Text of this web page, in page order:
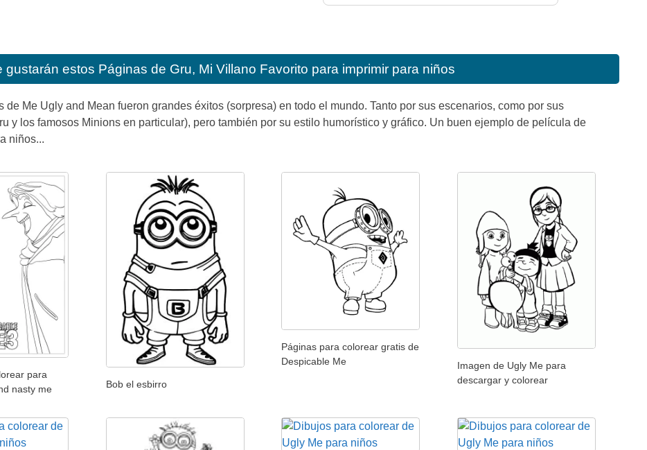
gustarán estos Páginas de Gru, Mi Villano Favorito para imprimir para niños
de Me Ugly and Mean fueron grandes éxitos (sorpresa) en todo el mundo. Tanto por sus escenarios, como por sus
y los famosos Minions en particular), pero también por su estilo humorístico y gráfico. Un buen ejemplo de película de
niños...
para
nasty me
Bob el esbirro
Páginas para colorear gratis de
Despicable Me
Imagen de Ugly Me para
descargar y colorear